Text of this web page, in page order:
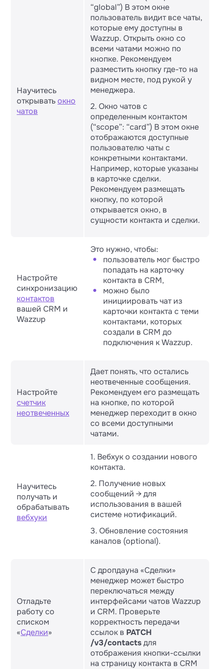
Научитесь
открыватьокно
чатов
“global”) В этом окне
пользователь видит все чаты,
которые ему доступны в
Wazzup. Открыть окно со
всеми чатами можно по
кнопке. Рекомендуем
разместить кнопку где-то на
видном месте, под рукой у
менеджера.
2. Окно чатов с
определенным контактом
(“scope”: “card”) В этом окне
отображаются доступные
пользователю чаты с
конкретными контактами.
Например, которые указаны
в карточке сделки.
Рекомендуем размещать
кнопку, по которой
открывается окно, в
сущности контакта и сделки.
Настройте
синхронизацию
контактов
вашей CRM и
Wazzup
Это нужно, чтобы:
пользователь мог быстро
попадать на карточку
контакта в CRM,
можно было
инициировать чат из
карточки контакта с теми
контактами, которых
создали в CRM до
подключения к Wazzup.
Настройте
счетчик
неотвеченных
Дает понять, что остались
неотвеченные сообщения.
Рекомендуем его размещать
на кнопке, по которой
менеджер переходит в окно
со всеми доступными
чатами.
Научитесь
получать и
обрабатывать
вебхуки
1. Вебхук о создании нового
контакта.
2. Получение новых
сообщений → для
использования в вашей
системе нотификаций.
3. Обновление состояния
каналов (optional).
Отладьте
работу со
списком
«Сделки»
С дропдауна «Сделки»
менеджер может быстро
переключаться между
интерфейсами чатов Wazzup
и CRM. Проверьте
корректность передачи
ссылок в PATCH
/v3/contactsдля
отображения кнопки-ссылки
на страницу контакта в CRM